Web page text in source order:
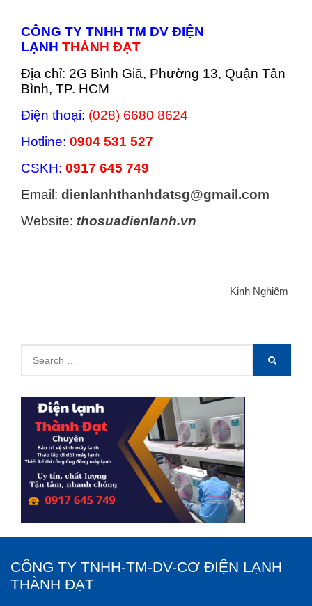
CÔNG TY TNHH TM DV ĐIỆN
LẠNH THÀNH ĐẠT
Địa chỉ: 2G Bình Giã, Phường 13, Quận Tân
Bình, TP. HCM
Điện thoại: (028) 6680 8624
Hotline: 0904 531 527
CSKH: 0917 645 749
Email: dienlanhthanhdatsg@gmail.com
Website: thosuadienlanh.vn
Kinh Nghiệm
for:
SEARCH
CÔNG TY TNHH-TM-DV-CƠ ĐIỆN LẠNH
THÀNH ĐẠT